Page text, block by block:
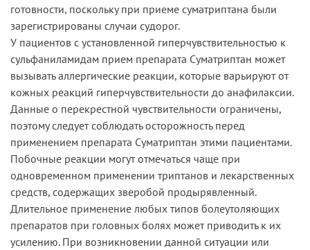
готовности, поскольку при приеме суматриптана были
зарегистрированы случаи судорог.
У пациентов с установленной гиперчувствительностью к
сульфаниламидам прием препарата Суматриптан может
вызывать аллергические реакции, которые варьируют от
кожных реакций гиперчувствительности до анафилаксии.
Данные о перекрестной чувствительности ограничены,
поэтому следует соблюдать осторожность перед
применением препарата Суматриптан этими пациентами.
Побочные реакции могут отмечаться чаще при
одновременном применении триптанов и лекарственных
средств, содержащих зверобой продырявленный.
Длительное применение любых типов болеутоляющих
препаратов при головных болях может приводить к их
усилению. При возникновении данной ситуации или